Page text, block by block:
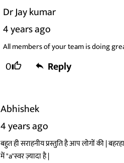
Dr Jay kumar
4 years ago
All members of your team is doing
0 Reply
Abhishek
4 years ago
बहुत ही सराहनीय प्रस्तुति है आप लोगों की |
में "a"स्वर ज़्यादा है |